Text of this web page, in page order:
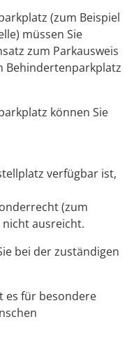
(zum Beispiel
müssen Sie
zum Parkausweis
Behindertenparkplatz
können Sie
verfügbar ist,
(zum
ausreicht.
bei der zuständigen
es für besondere